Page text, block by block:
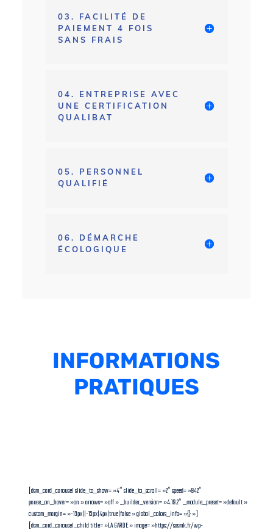
03. FACILITÉ DE
PAIEMENT 4 FOIS
SANS FRAIS
04. ENTREPRISE AVEC
UNE CERTIFICATION
QUALIBAT
05. PERSONNEL
QUALIFIÉ
06. DÉMARCHE
ÉCOLOGIQUE
INFORMATIONS
PRATIQUES
[dsm_card_carousel slide_to_show= »4″ slide_to_scroll= »2″ speed= »942″
pause_on_hover= »on » arrows= »off » _builder_version= »4.19.2″ _module_preset= »default »
custom_margin= »-13px||-13px|4px|true|false » global_colors_info= »{} »]
[dsm_card_carousel_child title= »LA GARDE » image= »https://sasmk.fr/wp-